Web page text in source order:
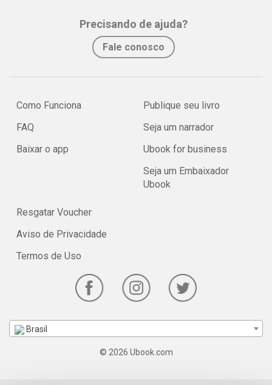
Precisando de ajuda?
Fale conosco
Como Funciona
FAQ
Baixar o app
Publique seu livro
Seja um narrador
Ubook for business
Seja um Embaixador
Ubook
Resgatar Voucher
Aviso de Privacidade
Termos de Uso
Brasil
© 2026 Ubook.com